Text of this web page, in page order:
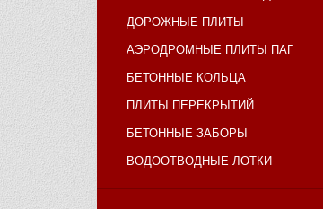
ДОРОЖНЫЕ ПЛИТЫ
АЭРОДРОМНЫЕ ПЛИТЫ ПАГ
БЕТОННЫЕ КОЛЬЦА
ПЛИТЫ ПЕРЕКРЫТИЙ
БЕТОННЫЕ ЗАБОРЫ
ВОДООТВОДНЫЕ ЛОТКИ